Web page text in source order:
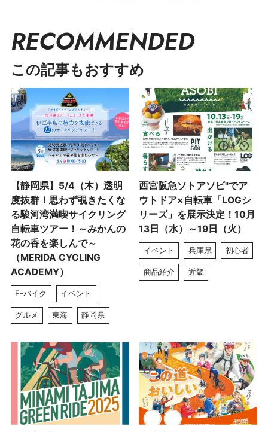
RECOMMENDED
この記事もおすすめ
【静岡県】5/4（木）透明
度抜群！思わず覗きたくな
る駿河湾満喫サイクリング
自転車ツアー！～みかんの
花の香を楽しんで～
（MERIDA CYCLING
ACADEMY）
E-バイク イベント
グルメ 東海 静岡県
西宮阪急ソトアソビ"でア
ウトドア×自転車「LOGシ
リーズ」を展示決定！10月
13日（水）～19日（火）
イベント 兵庫県 初心者
商品紹介 近畿